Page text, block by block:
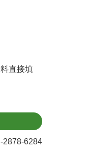
直接填
2878-6284